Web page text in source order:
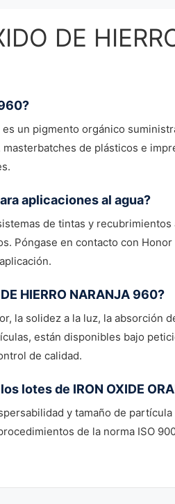
DE
es un pigmento orgánico
de plásticos e
aplicaciones al agua?
de tintas y
Póngase en contacto con
HIERRO NARANJA 960?
la solidez a la luz, la absorción
están disponibles bajo
de calidad.
lotes de IRON OXIDE
y tamaño de
de la norma ISO